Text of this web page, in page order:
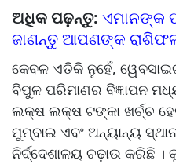
ଅଧିକ ପଢ଼ନ୍ତୁ: ଏମାନଙ୍କ
ଜାଣନ୍ତୁ ଆପଣଙ୍କ
କେବଳ ଏତିକି ନୁହେଁ,
ବିପୁଳ ପରିମାଣର ବିଜ୍ଞାପନ
ଲକ୍ଷ ଲକ୍ଷ ଟଙ୍କା ଖର୍ଚ୍ଚ
ମୁମ୍ବାଇ ଏବଂ ଅନ୍ୟାନ୍ୟ
ନିର୍ଦ୍ଦେଶାଳୟ ଚଢ଼ାଉ କରିଛି ।